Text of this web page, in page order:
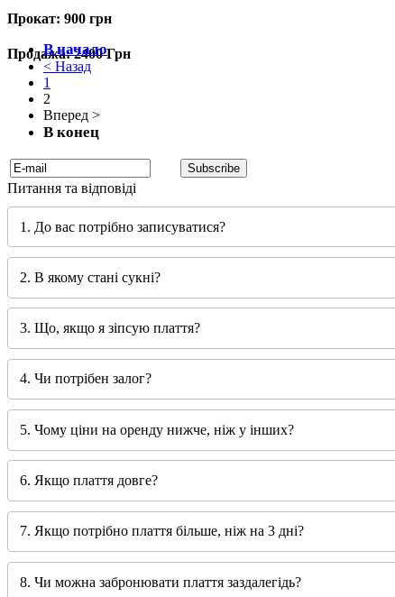
Прокат: 900 грн
Продажа: 2400 Грн
1
2
Питання та відповіді
1. До вас потрібно записуватися?
2. В якому стані сукні?
3. Що, якщо я зіпсую плаття?
4. Чи потрібен залог?
5. Чому ціни на оренду нижче, ніж у інших?
6. Якщо плаття довге?
7. Якщо потрібно плаття більше, ніж на 3 дні?
8. Чи можна забронювати плаття заздалегідь?